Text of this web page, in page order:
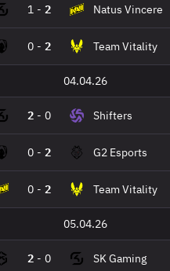
1 - 2 Natus Vincere
0 - 2 Team Vitality
04.04.26
2 - 0 Shifters
0 - 2 G2 Esports
0 - 2 Team Vitality
05.04.26
2 - 0 SK Gaming